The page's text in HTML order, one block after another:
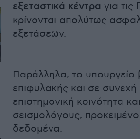
εξεταστικά κέντρα για
κρίνονται απολύτως
εξετάσεων.
Παράλληλα, το υπουργείο
επιφυλακής και σε συνεχή
επιστημονική κοινότητα
σεισμολόγους,
δεδομένα.